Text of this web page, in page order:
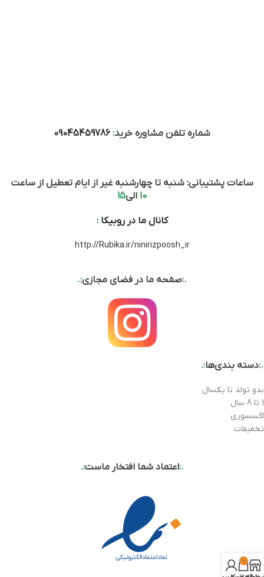
شماره تلفن مشاوره خرید:
09045459786
ساعات پشتیبانی: شنبه تا چهارشنبه غیر از ایام تعطیل از ساعت
10 الی15
کانال ما در روبیکا:
http://Rubika.ir/ninirizpoosh_ir
.:صفحه ما در فضای مجازی:.
.:دسته بندی‌ها:.
بدو تولد تا یکسال
1 تا 8 سال
اکسسوری
تخفیفات
.:اعتماد شما افتخار ماست:.
0